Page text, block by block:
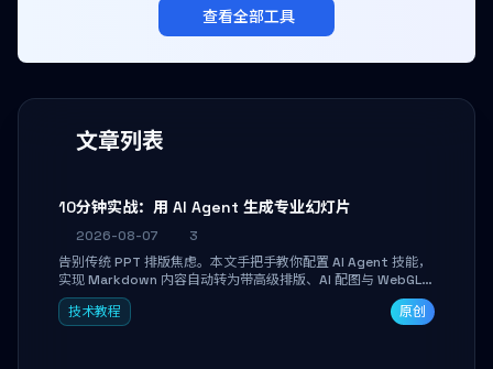
文章列表
10分钟实战：用 AI Agent 生成专业幻灯片
2026-08-07
3
告别传统 PPT 排版焦虑。本文手把手教你配置 AI Agent 技能，
实现 Markdown 内容自动转为带高级排版、AI 配图与 WebGL
运行时的 HTML 幻灯片。只需专注内容，10 分钟即可产出可投
屏的专业级演示文稿。
技术教程 原创
查看全部工具